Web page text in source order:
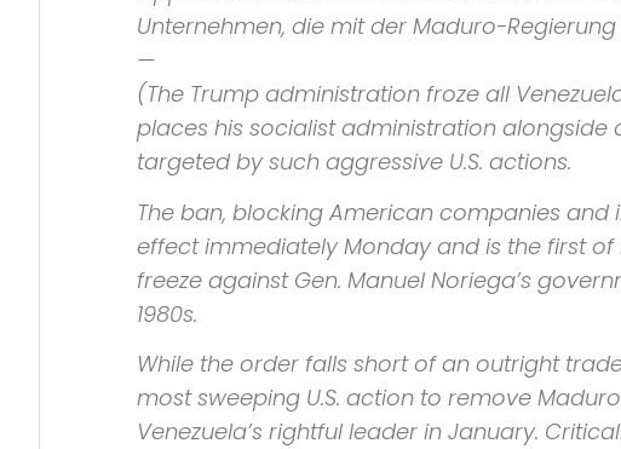
Unternehmen, die mit der Maduro-
—
(The Trump administration froze all
places his socialist administration alongside
targeted by such aggressive U.S. actions.
The ban, blocking American companies
effect immediately Monday and is the first
freeze against Gen. Manuel Noriega’s
1980s.
While the order falls short of an outright
most sweeping U.S. action to remove
Venezuela’s rightful leader in January.